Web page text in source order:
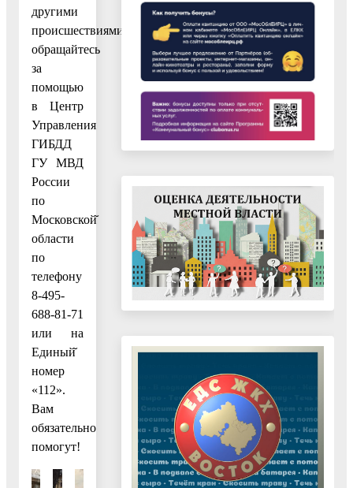
другими
происшествиями,
обращайтесь
за
помощью
в Центр
Управления
ГИБДД
ГУ МВД
России
по
Московской̆
области
по
телефону
8-495-
688-81-71
или на
Единый̆
номер
«112».
Вам
обязательно
помогут!